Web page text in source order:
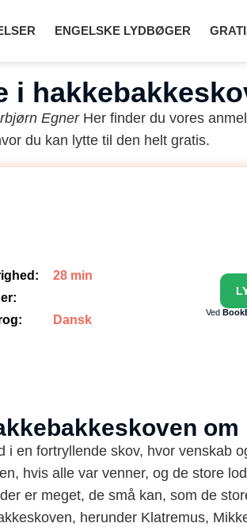
ENGELSKE LYDBØGER
i
EgnerHer finder du vores
du kan lytte til den helt gratis.
28 min
Dansk
Ved
om
en fortryllende skov, hvor venskab
hvis alle var venner, og de store
er meget, de små kan, som de
herunder Klatremus,